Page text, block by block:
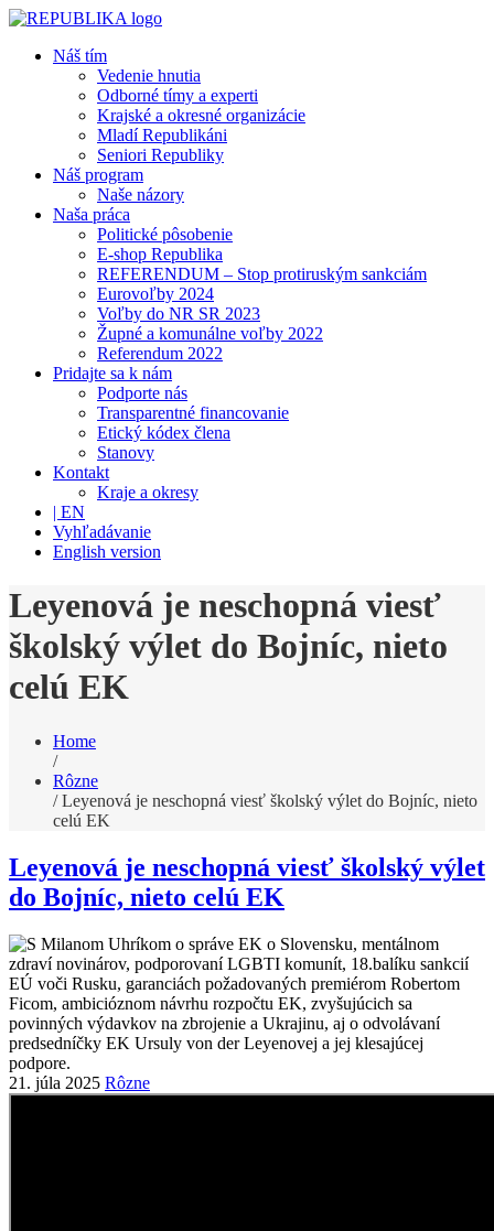
Náš tím
Vedenie hnutia
Odborné tímy a experti
Krajské a okresné organizácie
Mladí Republikáni
Seniori Republiky
Náš program
Naše názory
Naša práca
Politické pôsobenie
E-shop Republika
REFERENDUM – Stop protiruským sankciám
Eurovoľby 2024
Voľby do NR SR 2023
Župné a komunálne voľby 2022
Referendum 2022
Pridajte sa k nám
Podporte nás
Transparentné financovanie
Etický kódex člena
Stanovy
Kontakt
Kraje a okresy
| EN
Vyhľadávanie
English version
Leyenová je neschopná viesť
školský výlet do Bojníc, nieto
celú EK
Home
/
Rôzne
/ Leyenová je neschopná viesť školský výlet do Bojníc, nieto
celú EK
Leyenová je neschopná viesť školský výlet
do Bojníc, nieto celú EK
21. júla 2025 Rôzne